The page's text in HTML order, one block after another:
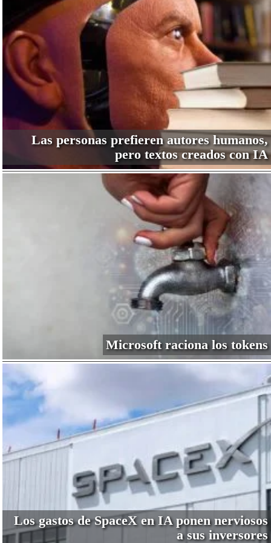
Las personas prefieren autores humanos,
pero textos creados con IA
Microsoft raciona los tokens
Los gastos de SpaceX en IA ponen nerviosos
a sus inversores